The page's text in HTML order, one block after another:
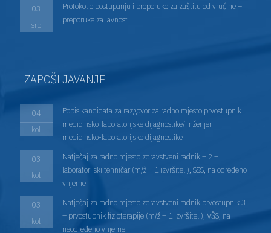
03
srp
Protokol o postupanju i preporuke za zaštitu od vrućine –
preporuke za javnost
ZAPOŠLJAVANJE
04
kol
Popis kandidata za razgovor za radno mjesto prvostupnik
medicinsko-laboratorijske dijagnostike/ inženjer
medicinsko-laboratorijske dijagnostike
03
kol
Natječaj za radno mjesto zdravstveni radnik – 2 –
laboratorijski tehničar (m/ž – 1 izvršitelj), SSS, na određeno
vrijeme
03
kol
Natječaj za radno mjesto zdravstveni radnik prvostupnik 3
– prvostupnik fizioterapije (m/ž – 1 izvršitelj), VŠS, na
neodređeno vrijeme